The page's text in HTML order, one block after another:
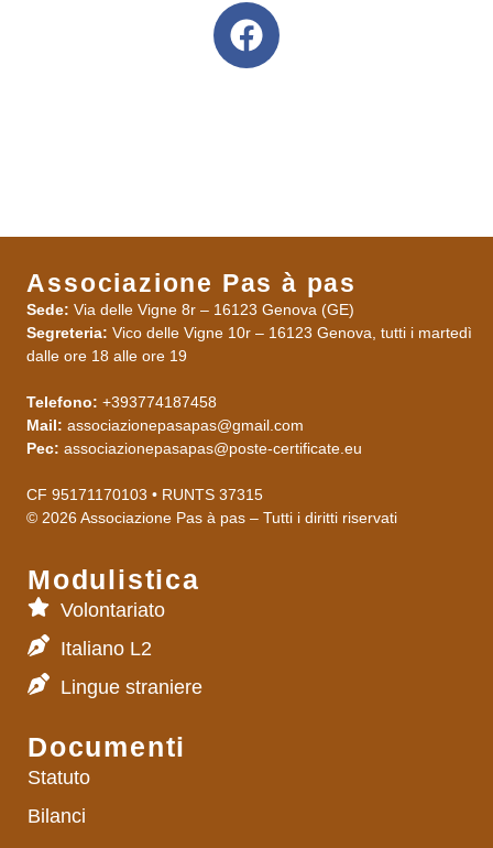
Associazione Pas à pas
Sede: Via delle Vigne 8r – 16123 Genova (GE)
Segreteria: Vico delle Vigne 10r – 16123 Genova, tutti i martedì
dalle ore 18 alle ore 19
Telefono: +393774187458
Mail:associazionepasapas@gmail.com
Pec: associazionepasapas@poste-certificate.eu
CF 95171170103 • RUNTS 37315
© 2026Associazione Pas à pas – Tutti i diritti riservati
Modulistica
Volontariato
Italiano L2
Lingue straniere
Documenti
Statuto
Bilanci